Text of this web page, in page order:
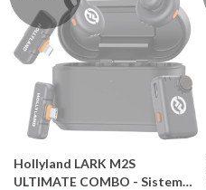
Hollyland LARK M2S
ULTIMATE COMBO - Sistema